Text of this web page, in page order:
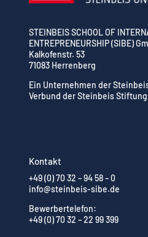
STEINBEIS SCHOOL OF
ENTREPRENEURSHIP (SIBE)
Kalkofenstr. 53
71083 Herrenberg
Ein Unternehmen der
Verbund der Steinbeis Stiftung
Kontakt
+49 (0) 70 32 – 94 58 – 0
info@steinbeis-sibe.de
Bewerbertelefon:
+49 (0) 70 32 – 22 99 399